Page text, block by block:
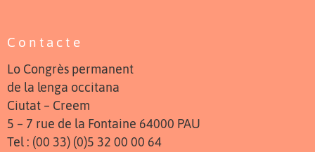
Contacte
Lo Congrès permanent
de la lenga occitana
Ciutat – Creem
5 – 7 rue de la Fontaine 64000 PAU
Tel : (00 33) (0)5 32 00 00 64